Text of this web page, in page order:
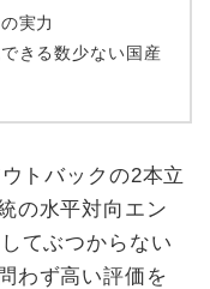
実力
きる数少ない国産
トバックの2本立
の水平対向エン
てぶつからない
わず高い評価を